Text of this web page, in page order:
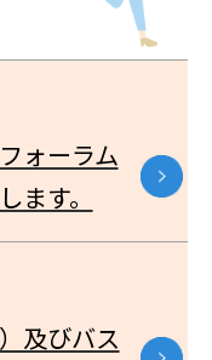
ォーラム
ます。
及びバス